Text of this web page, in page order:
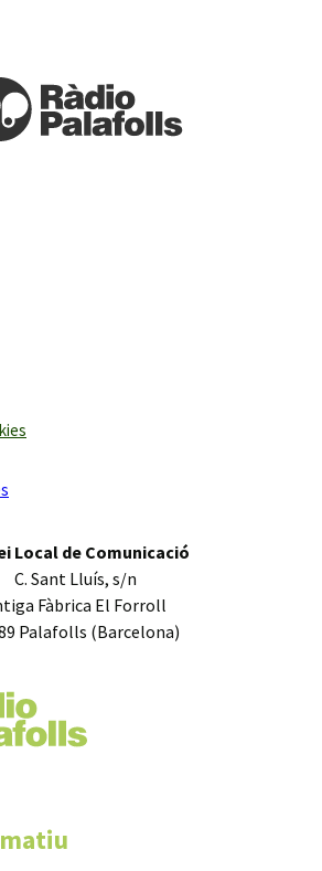
Local de Comunicació
C. Sant Lluís, s/n
Fàbrica El Forroll
Palafolls (Barcelona)